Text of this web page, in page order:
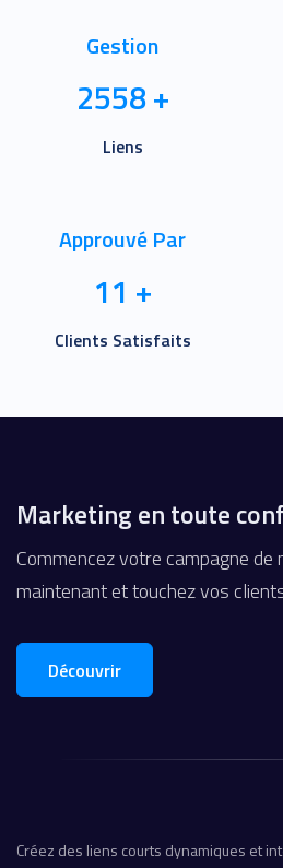
Gestion
2558+
Liens
Approuvé Par
11 +
Clients Satisfaits
Marketing en toute
Commencez votre campagne de
maintenant et touchez vos
Découvrir
Créez des liens courts dynamiques et